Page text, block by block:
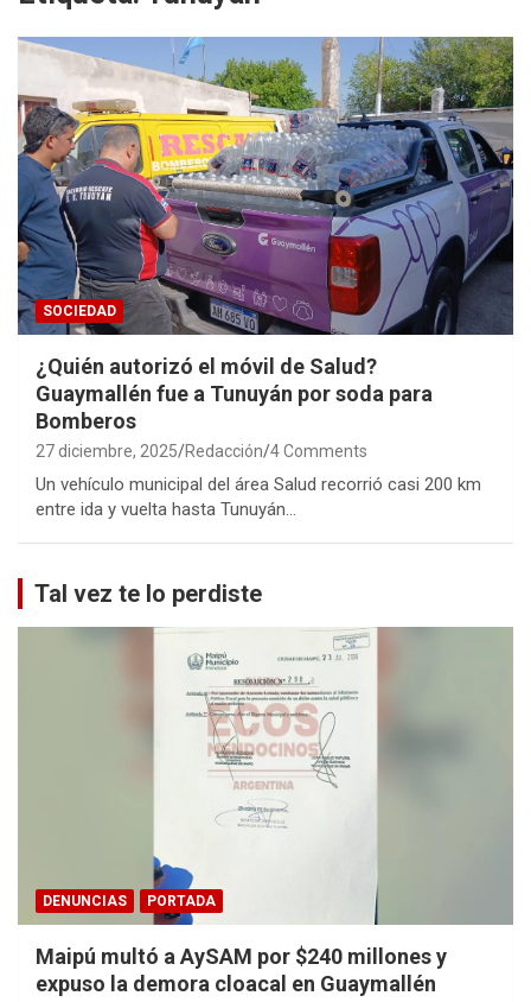
SOCIEDAD
¿Quién autorizó el móvil de Salud?
Guaymallén fue a Tunuyán por soda para
Bomberos
27 diciembre, 2025 Redacción 4 Comments
Un vehículo municipal del área Salud recorrió casi 200 km
entre ida y vuelta hasta Tunuyán…
Tal vez te lo perdiste
DENUNCIAS PORTADA
Maipú multó a AySAM por $240 millones y
expuso la demora cloacal en Guaymallén